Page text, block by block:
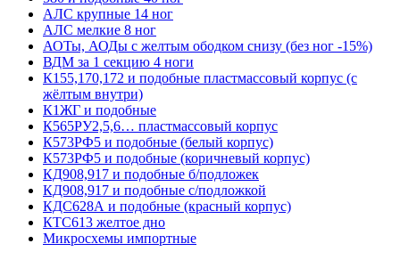
АЛС крупные 14 ног
АЛС мелкие 8 ног
АОТы, АОДы с желтым ободком снизу (без ног -15%)
ВДМ за 1 секцию 4 ноги
К155,170,172 и подобные пластмассовый корпус (с
жёлтым внутри)
К1ЖГ и подобные
К565РУ2,5,6… пластмассовый корпус
К573РФ5 и подобные (белый корпус)
К573РФ5 и подобные (коричневый корпус)
КД908,917 и подобные б/подложек
КД908,917 и подобные с/подложкой
КДС628А и подобные (красный корпус)
КТС613 желтое дно
Микросхемы импортные